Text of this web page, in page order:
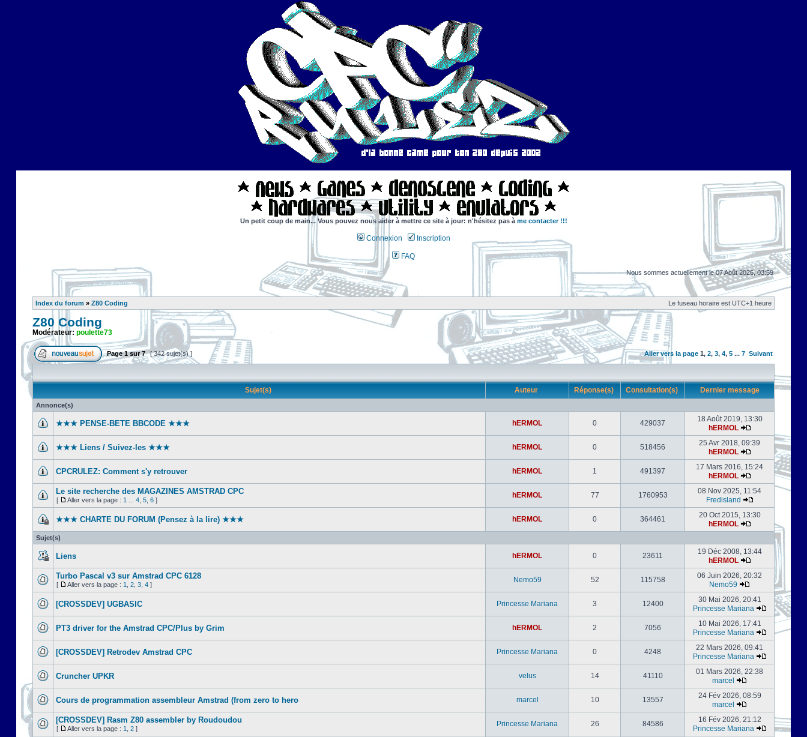
Un petit coup de main... Vous pouvez nous aider à mettre ce site à jour: n'hésitez pas à me contacter !!!
Connexion Inscription
FAQ
Nous sommes actuellement le 07 Août 2026, 03:59
Index du forum » Z80 Coding Le fuseau horaire est UTC+1 heure
Z80 Coding
Modérateur: poulette73
Page1sur7 [ 342 sujet(s) ] Aller vers la page 1, 2, 3, 4, 5 ... 7 Suivant
Sujet(s) Auteur Réponse(s) Consultation(s) Dernier message
Annonce(s)
★★★ PENSE-BETE BBCODE ★★★ hERMOL 0 429037
18 Août 2019, 13:30
hERMOL
★★★ Liens / Suivez-les ★★★ hERMOL 0 518456
25 Avr 2018, 09:39
hERMOL
CPCRULEZ: Comment s'y retrouver‎ hERMOL 1 491397
17 Mars 2016, 15:24
hERMOL
Le site recherche des MAGAZINES AMSTRAD CPC
[ Aller vers la page : 1 4 5 6 ]
hERMOL 77 1760953
08 Nov 2025, 11:54
Fredisland
★★★ CHARTE DU FORUM (Pensez à la lire) ★★★ hERMOL 0 364461
20 Oct 2015, 13:30
hERMOL
Sujet(s)
Liens hERMOL 0 23611
19 Déc 2008, 13:44
hERMOL
Turbo Pascal v3 sur Amstrad CPC 6128
[ Aller vers la page : 1 2 3 4 ]
Nemo59 52 115758
06 Juin 2026, 20:32
Nemo59
[CROSSDEV] UGBASIC Princesse Mariana 3 12400
30 Mai 2026, 20:41
Princesse Mariana
PT3 driver for the Amstrad CPC/Plus by Grim hERMOL 2 7056
10 Mai 2026, 17:41
Princesse Mariana
[CROSSDEV] Retrodev Amstrad CPC Princesse Mariana 0 4248
22 Mars 2026, 09:41
Princesse Mariana
Cruncher UPKR velus 14 41110
01 Mars 2026, 22:38
marcel
Cours de programmation assembleur Amstrad (from zero to hero marcel 10 13557
24 Fév 2026, 08:59
marcel
[CROSSDEV] Rasm Z80 assembler by Roudoudou
[ Aller vers la page : 1 2 ]
Princesse Mariana 26 84586
16 Fév 2026, 21:12
Princesse Mariana